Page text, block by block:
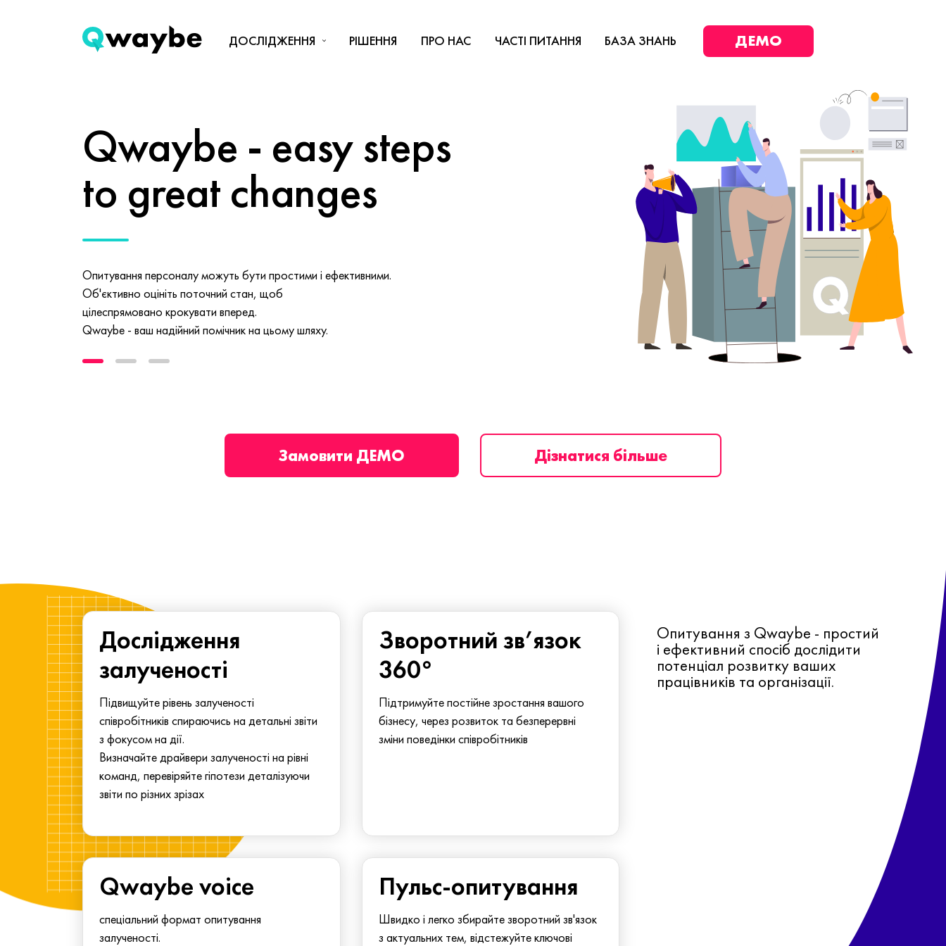
ДОСЛІДЖЕННЯ РІШЕННЯ ПРО НАС ЧАСТІ ПИТАННЯ БАЗА ЗНАНЬ ДЕМО
Qwaybe - easy steps
to great changes
Опитування персоналу можуть бути простими і ефективними.
Об'єктивно оцініть поточний стан, щоб
цілеспрямовано крокувати вперед.
Qwaybe - ваш надійний помічник на цьому шляху.
Замовити ДЕМО Дізнатися більше
Дослідження
залученості
Підвищуйте рівень залученості
співробітників спираючись на детальні звіти
з фокусом на дії.
Визначайте драйвери залученості на рівні
команд, перевіряйте гіпотези деталізуючи
звіти по різних зрізах
Зворотний зв’язок
360°
Підтримуйте постійне зростання вашого
бізнесу, через розвиток та безперервні
зміни поведінки співробітників
Опитування з Qwaybe - простий
і ефективний спосіб дослідити
потенціал розвитку ваших
працівників та організації.
Qwaybe voice
спеціальний формат опитування
залученості.
Пульс-опитування
Швидко і легко збирайте зворотний зв'язок
з актуальних тем, відстежуйте ключові